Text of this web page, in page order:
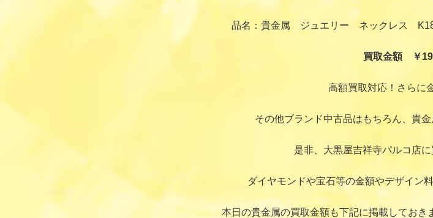
品名：貴金属 ジュエリー ネックレス
買取金額 ￥
高額買取対応！さらに
その他ブランド中古品はもちろん、貴
是非、大黒屋吉祥寺パルコ店に
ダイヤモンドや宝石等の金額やデザイン
本日の貴金属の買取金額も下記に掲載してお